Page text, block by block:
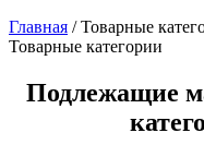
Главная /Товарные
Товарные категории
Подлежащие